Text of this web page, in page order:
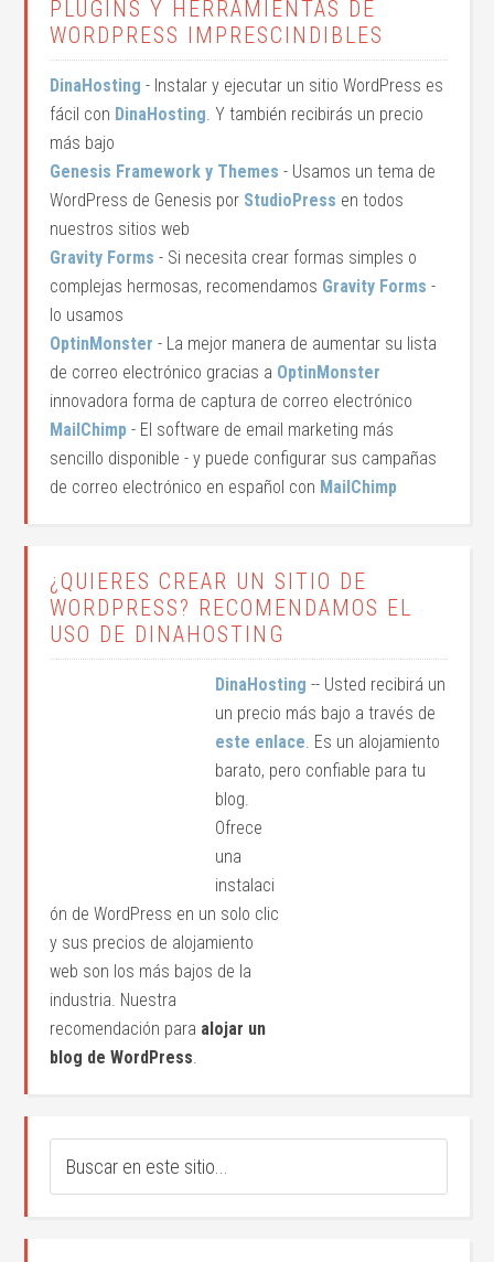
PLUGINS Y HERRAMIENTAS DE
WORDPRESS IMPRESCINDIBLES
DinaHosting - Instalar y ejecutar un sitio WordPress es
fácil con DinaHosting. Y también recibirás un precio
más bajo
Genesis Framework y Themes - Usamos un tema de
WordPress de Genesis por StudioPress en todos
nuestros sitios web
Gravity Forms - Si necesita crear formas simples o
complejas hermosas, recomendamos Gravity Forms -
lo usamos
OptinMonster - La mejor manera de aumentar su lista
de correo electrónico gracias a OptinMonster
innovadora forma de captura de correo electrónico
MailChimp - El software de email marketing más
sencillo disponible - y puede configurar sus campañas
de correo electrónico en español con MailChimp
¿QUIERES CREAR UN SITIO DE
WORDPRESS? RECOMENDAMOS EL
USO DE DINAHOSTING
DinaHosting -- Usted recibirá un
un precio más bajo a través de
este enlace. Es un alojamiento
barato, pero confiable para tu
blog.
Ofrece
una
instalaci
ón de WordPress en un solo clic
y sus precios de alojamiento
web son los más bajos de la
industria. Nuestra
recomendación para alojar un
blog de WordPress.